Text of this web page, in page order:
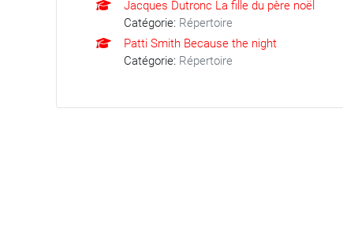
Jacques Dutronc La fille du père noël
Catégorie: Répertoire
Patti Smith Because the night
Catégorie: Répertoire